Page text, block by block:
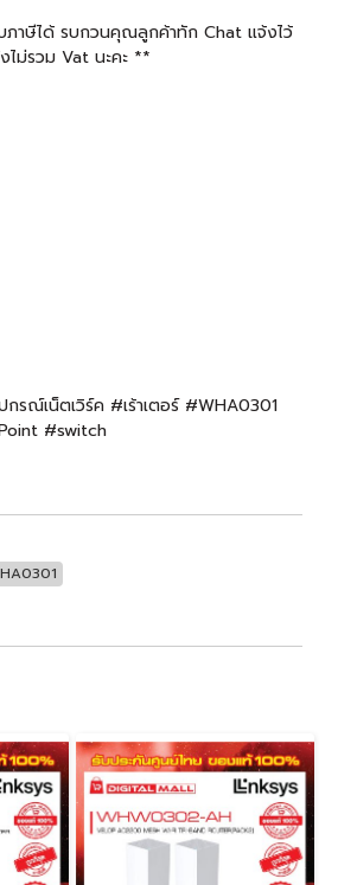
ภาษีได้ รบกวนคุณลูกค้าทัก Chat แจ้งไว้
ไม่รวม Vat นะคะ **
รณ์เน็ตเวิร์ค #เร้าเตอร์ #WHA0301
#switch